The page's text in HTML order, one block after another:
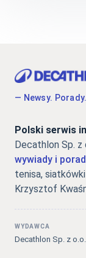
— Newsy.
Polski serwis
Decathlon Sp. z
wywiady i
tenisa,
Krzysztof
WYDAWCA
Decathlon Sp. z o.o.